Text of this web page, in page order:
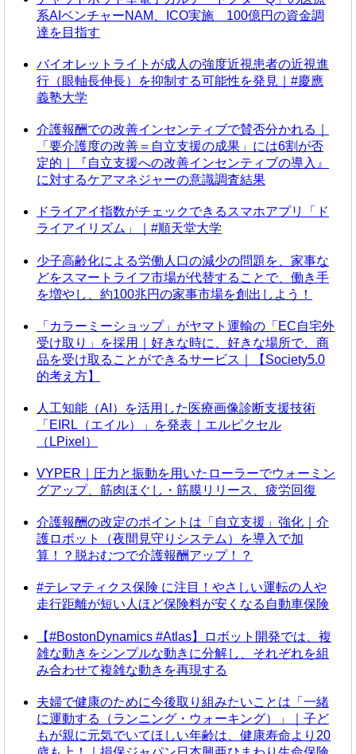
系AIベンチャーNAM、ICO実施 100億円の資金調
達を目指す
バイオレットライトが成人の強度近視患者の近視進
行（眼軸長伸長）を抑制する可能性を発見｜#慶應
義塾大学
介護報酬での改善インセンティブで賛否分かれる｜
「要介護度の改善＝自立支援の成果」には6割が否
定的｜『自立支援への改善インセンティブの導入』
に対するケアマネジャーの意識調査結果
ドライアイ指数がチェックできるスマホアプリ「ド
ライアイリズム」｜#順天堂大学
少子高齢化による労働人口の減少の問題を、家事な
どをスマートライフ市場が代替することで、働き手
を増やし、約100兆円の家事市場を創出しよう！
「カラーミーショップ」がヤマト運輸の「EC自宅外
受け取り」を採用｜好きな時に、好きな場所で、商
品を受け取ることができるサービス｜【Society5.0
的考え方】
人工知能（AI）を活用した医療画像診断支援技術
「EIRL（エイル）」を発表｜エルピクセル
（LPixel）
VYPER｜圧力と振動を用いたローラーでウォーミン
グアップ、筋肉ほぐし・筋膜リリース、疲労回復
介護報酬の改定のポイントは「自立支援」強化｜介
護ロボット（夜間見守りシステム）を導入で加
算！？脱おむつで介護報酬アップ！？
#テレマティクス保険 に注目！やさしい運転の人や
走行距離が短い人ほど保険料が安くなる自動車保険
【#BostonDynamics #Atlas】ロボット開発では、複
雑な動きをシンプルな動きに分解し、それぞれを組
み合わせて複雑な動きを再現する
夫婦で健康のために今後取り組みたいことは「一緒
に運動する（ランニング・ウォーキング）」｜子ど
もが親に元気でいてほしい年齢は、健康寿命より20